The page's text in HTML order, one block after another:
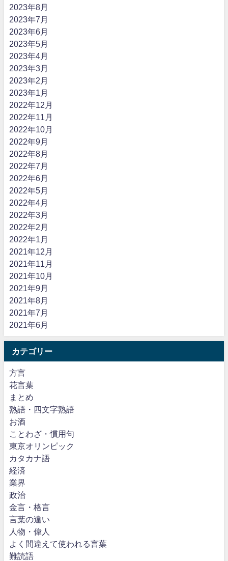
2023年8月
2023年7月
2023年6月
2023年5月
2023年4月
2023年3月
2023年2月
2023年1月
2022年12月
2022年11月
2022年10月
2022年9月
2022年8月
2022年7月
2022年6月
2022年5月
2022年4月
2022年3月
2022年2月
2022年1月
2021年12月
2021年11月
2021年10月
2021年9月
2021年8月
2021年7月
2021年6月
カテゴリー
方言
花言葉
まとめ
熟語・四文字熟語
お酒
ことわざ・慣用句
東京オリンピック
カタカナ語
経済
業界
政治
金言・格言
言葉の違い
人物・偉人
よく間違えて使われる言葉
難読語